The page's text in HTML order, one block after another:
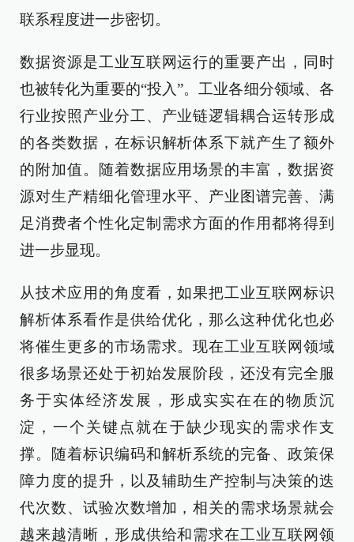
联系程度进一步密切。
数据资源是工业互联网运行的重要产出，同时
也被转化为重要的“投入”。工业各细分领域、各
行业按照产业分工、产业链逻辑耦合运转形成
的各类数据，在标识解析体系下就产生了额外
的附加值。随着数据应用场景的丰富，数据资
源对生产精细化管理水平、产业图谱完善、满
足消费者个性化定制需求方面的作用都将得到
进一步显现。
从技术应用的角度看，如果把工业互联网标识
解析体系看作是供给优化，那么这种优化也必
将催生更多的市场需求。现在工业互联网领域
很多场景还处于初始发展阶段，还没有完全服
务于实体经济发展，形成实实在在的物质沉
淀，一个关键点就在于缺少现实的需求作支
撑。随着标识编码和解析系统的完备、政策保
障力度的提升，以及辅助生产控制与决策的迭
代次数、试验次数增加，相关的需求场景就会
越来越清晰，形成供给和需求在工业互联网领